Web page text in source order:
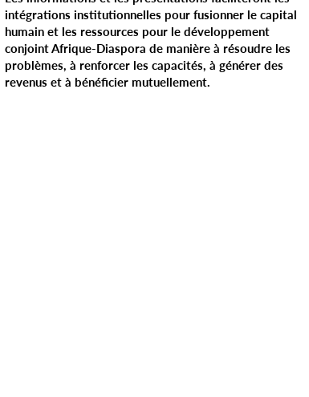
intégrations institutionnelles pour fusionner le capital
humain et les ressources pour le développement
conjoint Afrique-Diaspora de manière à résoudre les
problèmes, à renforcer les capacités, à générer des
revenus et à bénéficier mutuellement.